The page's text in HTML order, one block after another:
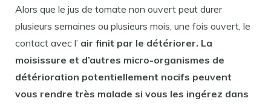
Alors que le jus de tomate non ouvert peut durer
plusieurs semaines ou plusieurs mois, une fois ouvert, le
contact avec l’ air finit par le détériorer. La
moisissure et d’autres micro-organismes de
détérioration potentiellement nocifs peuvent
vous rendre très malade si vous les ingérez dans